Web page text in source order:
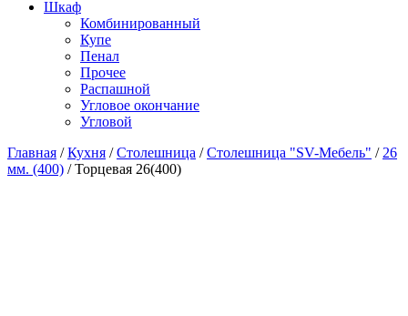
Шкаф
Комбинированный
Купе
Пенал
Прочее
Распашной
Угловое окончание
Угловой
Главная /Кухня /Столешница /Столешница "SV-Мебель" / 26
мм. (400) /Торцевая 26(400)